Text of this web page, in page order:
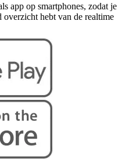
app op smartphones, zodat je
hebt van de realtime